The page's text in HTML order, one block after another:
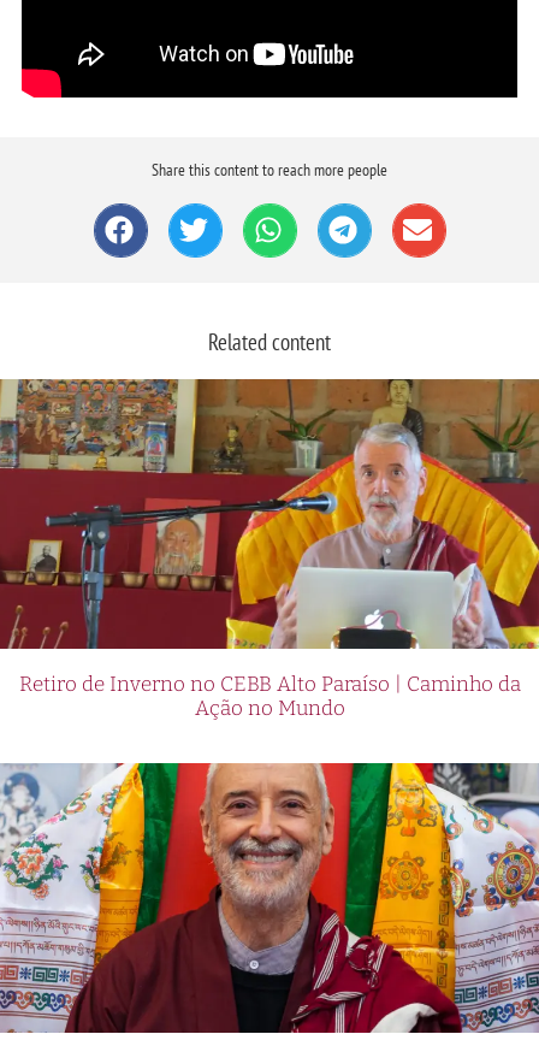
Share this content to reach more people
Related content
Retiro de Inverno no CEBB Alto Paraíso | Caminho da
Ação no Mundo